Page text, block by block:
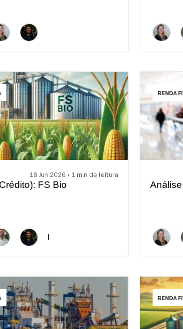
18 Jun 2026 • 1 min de leitura
FS Bio
RENDA
RENDA